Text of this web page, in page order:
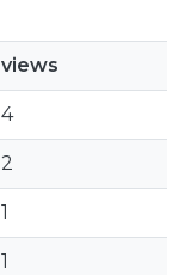
views
4
2
1
1